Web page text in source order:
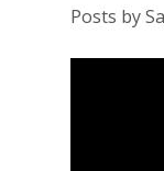
Posts by